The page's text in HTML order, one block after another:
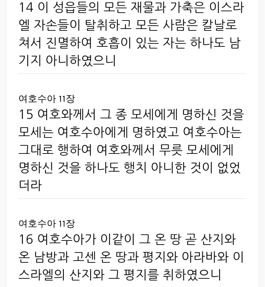
14 이 성읍들의 모든 재물과 가축은 이스라
엘 자손들이 탈취하고 모든 사람은 칼날로
쳐서 진멸하여 호흡이 있는 자는 하나도 남
기지 아니하였으니
여호수아 11장
15 여호와께서 그 종 모세에게 명하신 것을
모세는 여호수아에게 명하였고 여호수아는
그대로 행하여 여호와께서 무릇 모세에게
명하신 것을 하나도 행치 아니한 것이 없었
더라
여호수아 11장
16 여호수아가 이같이 그 온 땅 곧 산지와
온 남방과 고센 온 땅과 평지와 아라바와 이
스라엘의 산지와 그 평지를 취하였으니